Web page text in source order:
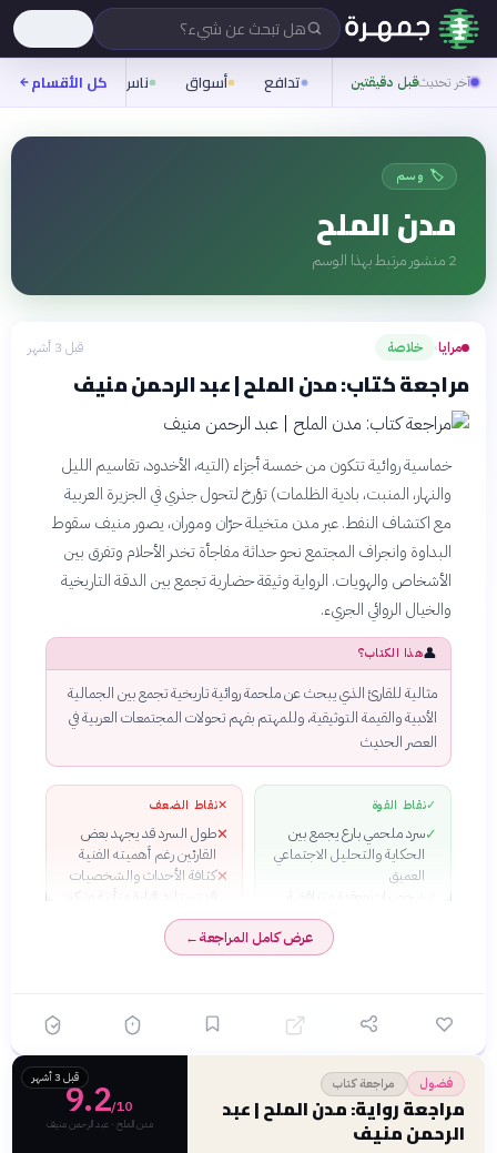
هل تبحث عن شيء؟
آخر تحديثقبل دقيقتين تدافع أسواق ناس روح
كل الأقسام
🏷️ وسم
مدن الملح
2 منشور مرتبط بهذا الوسم
مرايا› خلاصة قبل 3 أشهر
مراجعة كتاب: مدن الملح | عبد الرحمن منيف
خماسية روائية تتكون من خمسة أجزاء (التيه، الأخدود، تقاسيم الليل
والنهار، المنبت، بادية الظلمات) تؤرخ لتحول جذري في الجزيرة العربية
مع اكتشاف النفط. عبر مدن متخيلة حرّان وموران، يصور منيف سقوط
البداوة وانجراف المجتمع نحو حداثة مفاجأة تخدر الأحلام وتفرق بين
الأشخاص والهويات. الرواية وثيقة حضارية تجمع بين الدقة التاريخية
والخيال الروائي الجريء.
👤هذا الكتاب؟
مثالية للقارئ الذي يبحث عن ملحمة روائية تاريخية تجمع بين الجمالية
الأدبية والقيمة التوثيقية، وللمهتم بفهم تحولات المجتمعات العربية في
العصر الحديث
✓نقاط القوة
✓سرد ملحمي بارع يجمع بين
الحكاية والتحليل الاجتماعي
العميق
شخصيات معقدة متناقضة
تعكس واقع الإنسان العربي في
لحظة تاريخية حاسمة
لغة أدبية عالية الجودة تمزج
✓
بناء روائي محكم يغطي عقداً
✕نقاط الضعف
✕طول السرد قد يجهد بعض
القارئين رغم أهميته الفنية
✕كثافة الأحداث والشخصيات
قد تستلزم قراءة متأنية وتركيز
عالي
عرض كامل المراجعة←
فضول مراجعة كتاب
مراجعة رواية: مدن الملح | عبد
الرحمن منيف
قبل 3 أشهر
9.2/10
مدن الملح · عبد الرحمن منيف